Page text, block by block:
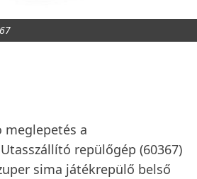
a
repülőgép (60367)
sima játékrepülő belső